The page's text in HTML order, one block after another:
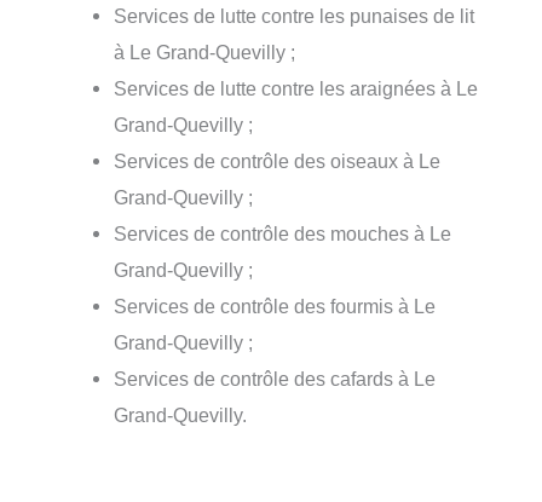
Services de lutte contre les punaises de lit
à Le Grand-Quevilly ;
Services de lutte contre les araignées à Le
Grand-Quevilly ;
Services de contrôle des oiseaux à Le
Grand-Quevilly ;
Services de contrôle des mouches à Le
Grand-Quevilly ;
Services de contrôle des fourmis à Le
Grand-Quevilly ;
Services de contrôle des cafards à Le
Grand-Quevilly.